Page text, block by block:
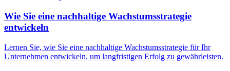
Wie Sie eine nachhaltige Wachstumsstrategie
entwickeln
Lernen Sie, wie Sie eine nachhaltige Wachstumsstrategie für Ihr
Unternehmen entwickeln, um langfristigen Erfolg zu gewährleisten.